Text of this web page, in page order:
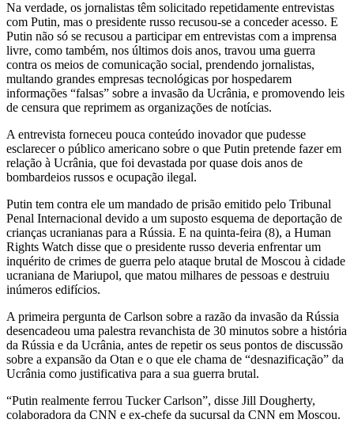
Na verdade, os jornalistas têm solicitado repetidamente entrevistas
com Putin, mas o presidente russo recusou-se a conceder acesso. E
Putin não só se recusou a participar em entrevistas com a imprensa
livre, como também, nos últimos dois anos, travou uma guerra
contra os meios de comunicação social, prendendo jornalistas,
multando grandes empresas tecnológicas por hospedarem
informações “falsas” sobre a invasão da Ucrânia, e promovendo leis
de censura que reprimem as organizações de notícias.
A entrevista forneceu pouca conteúdo inovador que pudesse
esclarecer o público americano sobre o que Putin pretende fazer em
relação à Ucrânia, que foi devastada por quase dois anos de
bombardeios russos e ocupação ilegal.
Putin tem contra ele um mandado de prisão emitido pelo Tribunal
Penal Internacional devido a um suposto esquema de deportação de
crianças ucranianas para a Rússia. E na quinta-feira (8), a Human
Rights Watch disse que o presidente russo deveria enfrentar um
inquérito de crimes de guerra pelo ataque brutal de Moscou à cidade
ucraniana de Mariupol, que matou milhares de pessoas e destruiu
inúmeros edifícios.
A primeira pergunta de Carlson sobre a razão da invasão da Rússia
desencadeou uma palestra revanchista de 30 minutos sobre a história
da Rússia e da Ucrânia, antes de repetir os seus pontos de discussão
sobre a expansão da Otan e o que ele chama de “desnazificação” da
Ucrânia como justificativa para a sua guerra brutal.
“Putin realmente ferrou Tucker Carlson”, disse Jill Dougherty,
colaboradora da CNN e ex-chefe da sucursal da CNN em Moscou.